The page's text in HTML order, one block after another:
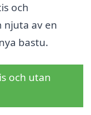
och
njuta av en
bastu.
och utan